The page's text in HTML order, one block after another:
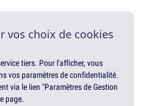
vos choix de cookies
tiers. Pour l'afficher, vous
vos paramètres de confidentialité.
via le lien "Paramètres de Gestion
page.